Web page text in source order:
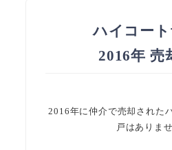
ハイコート
2016年 売
2016年に仲介で売却された
戸はありませ